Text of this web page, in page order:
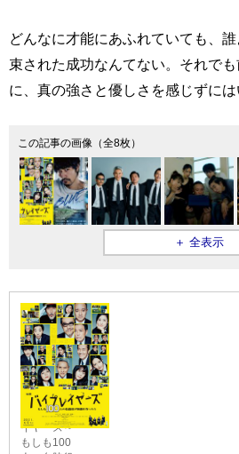
どんなに才能にあふれていても、
束された成功なんてない。それで
に、真の強さと優しさを感じずには
この記事の画像（全8枚）
＋ 全表示
『バイプレ
イヤーズ～
もしも100